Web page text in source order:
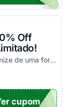
Off
Desfrute das melhores vantagens e economize de uma forma simples nas suas compras!
10
cupom